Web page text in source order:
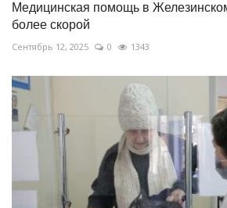
Медицинская помощь в
более скорой
Сентябрь 12, 2025 0 1343